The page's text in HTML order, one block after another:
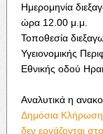
Ημερομηνία
ώρα 12.00 μ.μ.
Τοποθεσία
Υγειονομικής
Εθνικής οδού
Αναλυτικά η
Δημόσια Κλήρωση
δεν εργάζονται